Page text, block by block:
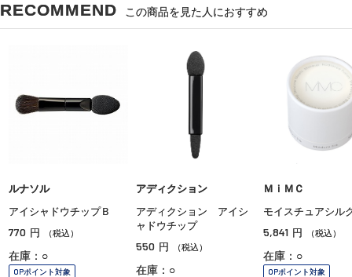
RECOMMEND この商品を見た人におすすめ
ルナソル
アイシャドウチップＢ
770 円 （税込）
在庫：○
OPポイント対象
アディクション
アディクション アイシ
ャドウチップ
550 円 （税込）
在庫：○
ＭｉＭＣ
モイスチュアシル
5,841 円 （税込）
在庫：○
OPポイント対象